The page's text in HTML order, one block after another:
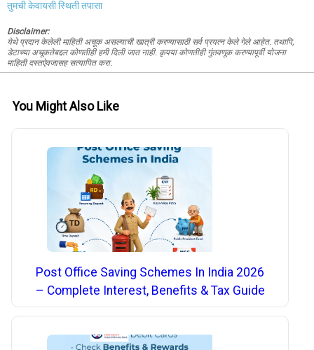
तुमची केवायसी स्थिती तपासा
Disclaimer:
येथे प्रदान केलेली माहिती अचूक असल्याची खात्री करण्यासाठी सर्व प्रयत्न केले गेले आहेत. तथापि,
डेटाच्या अचूकतेबद्दल कोणतीही हमी दिली जात नाही. कृपया कोणतीही गुंतवणूक करण्यापूर्वी योजना
माहिती दस्तऐवजासह सत्यापित करा.
You Might Also Like
Post Office Saving Schemes In India 2026
– Complete Interest, Benefits & Tax Guide